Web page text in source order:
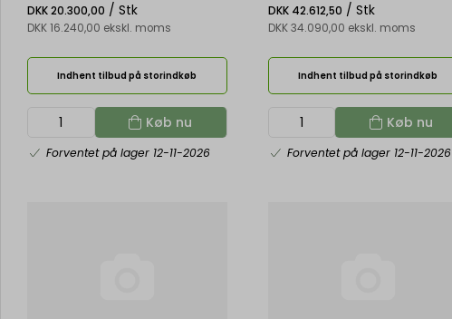
DKK 20.300,00 / Stk
DKK 16.240,00 ekskl. moms
Indhent tilbud på storindkøb
Køb nu
Forventet på lager 12-11-2026
DKK 42.612,50 / Stk
DKK 34.090,00 ekskl. moms
Indhent tilbud på storindkøb
Køb nu
Forventet på lager 12-11-2026